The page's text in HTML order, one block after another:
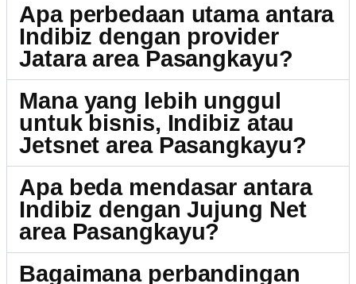
Apa perbedaan utama antara
Indibiz dengan provider
Jatara area Pasangkayu?
Mana yang lebih unggul
untuk bisnis, Indibiz atau
Jetsnet area Pasangkayu?
Apa beda mendasar antara
Indibiz dengan Jujung Net
area Pasangkayu?
Bagaimana perbandingan